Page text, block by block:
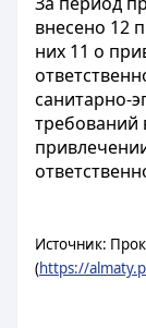
внесено 12
них 11 о
санитарно-
требований
Источник:
(https://